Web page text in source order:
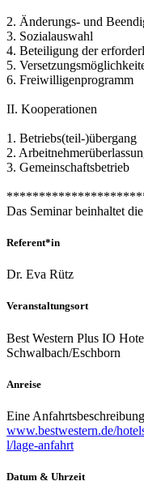
2. Änderungs- und
3. Sozialauswahl
4. Beteiligung der
5.
6. Freiwilligenprogramm
II. Kooperationen
1. Betriebs(teil-)übergang
2.
3. Gemeinschaftsbetrieb
Das Seminar beinhaltet
Referent*in
Dr. Eva Rütz
Veranstaltungsort
Best Western Plus IO
Schwalbach/Eschborn
Anreise
Eine
www.bestwestern.de/
l/lage-anfahrt
Datum & Uhrzeit